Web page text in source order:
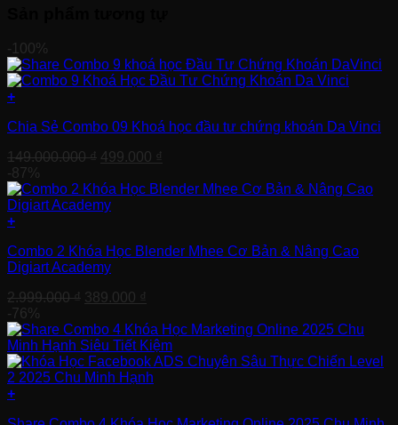
-100%
+
Chia Sẻ Combo 09 Khoá học đầu tư chứng khoán Da Vinci
149.000.000₫ Giá
là:
149.000.000 ₫.
499.000 ₫
tại
-87%
+
Combo 2 Khóa Học Blender Mhee Cơ Bản & Nâng Cao
Digiart Academy
2.999.000₫ Giá
là:
2.999.000 ₫.
389.000 ₫
tại
là:
389.000 ₫.
-76%
+